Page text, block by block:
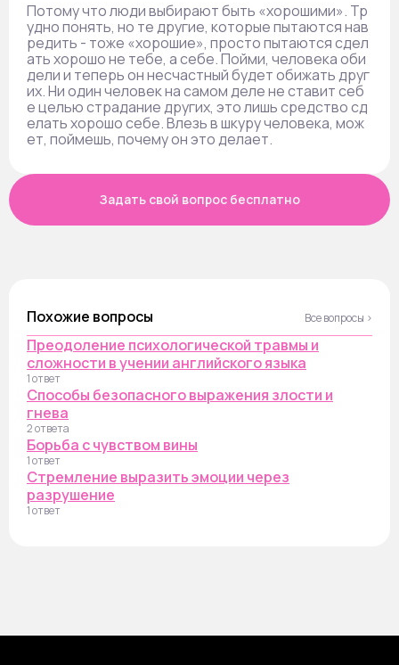
Потому что люди выбирают быть «хорошими». Тр
удно понять, но те другие, которые пытаются нав
редить - тоже «хорошие», просто пытаются сдел
ать хорошо не тебе, а себе. Пойми, человека оби
дели и теперь он несчастный будет обижать друг
их. Ни один человек на самом деле не ставит себ
е целью страдание других, это лишь средство сд
елать хорошо себе. Влезь в шкуру человека, мож
ет, поймешь, почему он это делает.
Задать свой вопрос бесплатно
Похожие вопросы Все вопросы ›
Преодоление психологической травмы и
сложности в учении английского языка
1 ответ
Способы безопасного выражения злости и
гнева
2 ответа
Борьба с чувством вины
1 ответ
Стремление выразить эмоции через
разрушение
1 ответ